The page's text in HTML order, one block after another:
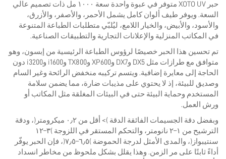
حبر XOTO UV متوفر في عبوة واحدة سعة ١٠٠٠ مل ذات تصميم عالي
السعة. ويوفر طيف ألوان كامل يشمل الأحمر، والأصفر، والأزرق،
والأسود، والأبيض، والخيار اللامع، ليُلبّي متطلبات الطباعة المتنوعة
في المكاتب المنزلية والإعلانات التجارية والتطبيقات الصناعية.
تم تحسين هذا الحبر خصيصًا لرؤوس الطباعة الرئيسية من إبسون، وهو
متوافق مع طرازات مثل DX5 وDX7 وXP600 وTX800 وi1600 وi3200 دون
الحاجة إلى معايرة إضافية. ويتسم تركيبه منخفض الرائحة وغير السام
وصديق للبيئة، إذ لا يحتوي على مذيبات ضارة، مما يضمن سلامة
المستخدم وحماية البيئة حتى في البيئات المغلقة مثل المكاتب أو
ورش العمل.
وبفضل دقة الجسيمات الفائقة الدقة (< أقل من ٠٫٢ ميكرومتر)، ودقة
الترشيح من ١–٢ نانومتر، والتحكم المستقر في اللزوجة (٣–١٢
سنتيبواز)، والمدى الأمثل لدرجة الحموضة (٦٫٥–٧٫٥)، فإن الحبر يوفّر
أداءً ثابتًا على مر الزمن. وهذا يقلل بشكل ملحوظ من مخاطر انسداد